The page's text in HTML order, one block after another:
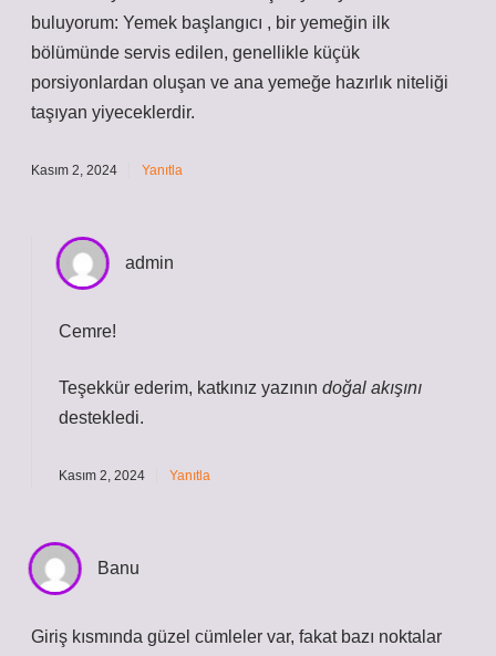
buluyorum: Yemek başlangıcı , bir yemeğin ilk
bölümünde servis edilen, genellikle küçük
porsiyonlardan oluşan ve ana yemeğe hazırlık niteliği
taşıyan yiyeceklerdir.
Kasım 2, 2024 Yanıtla
admin
Cemre!
Teşekkür ederim, katkınız yazının doğal akışını
destekledi.
Kasım 2, 2024 Yanıtla
Banu
Giriş kısmında güzel cümleler var, fakat bazı noktalar